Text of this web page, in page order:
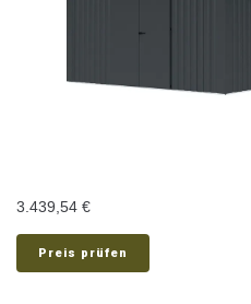
3.439,54 €
Preis prüfen